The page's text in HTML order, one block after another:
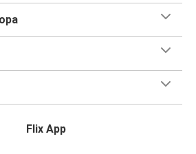
Flix App